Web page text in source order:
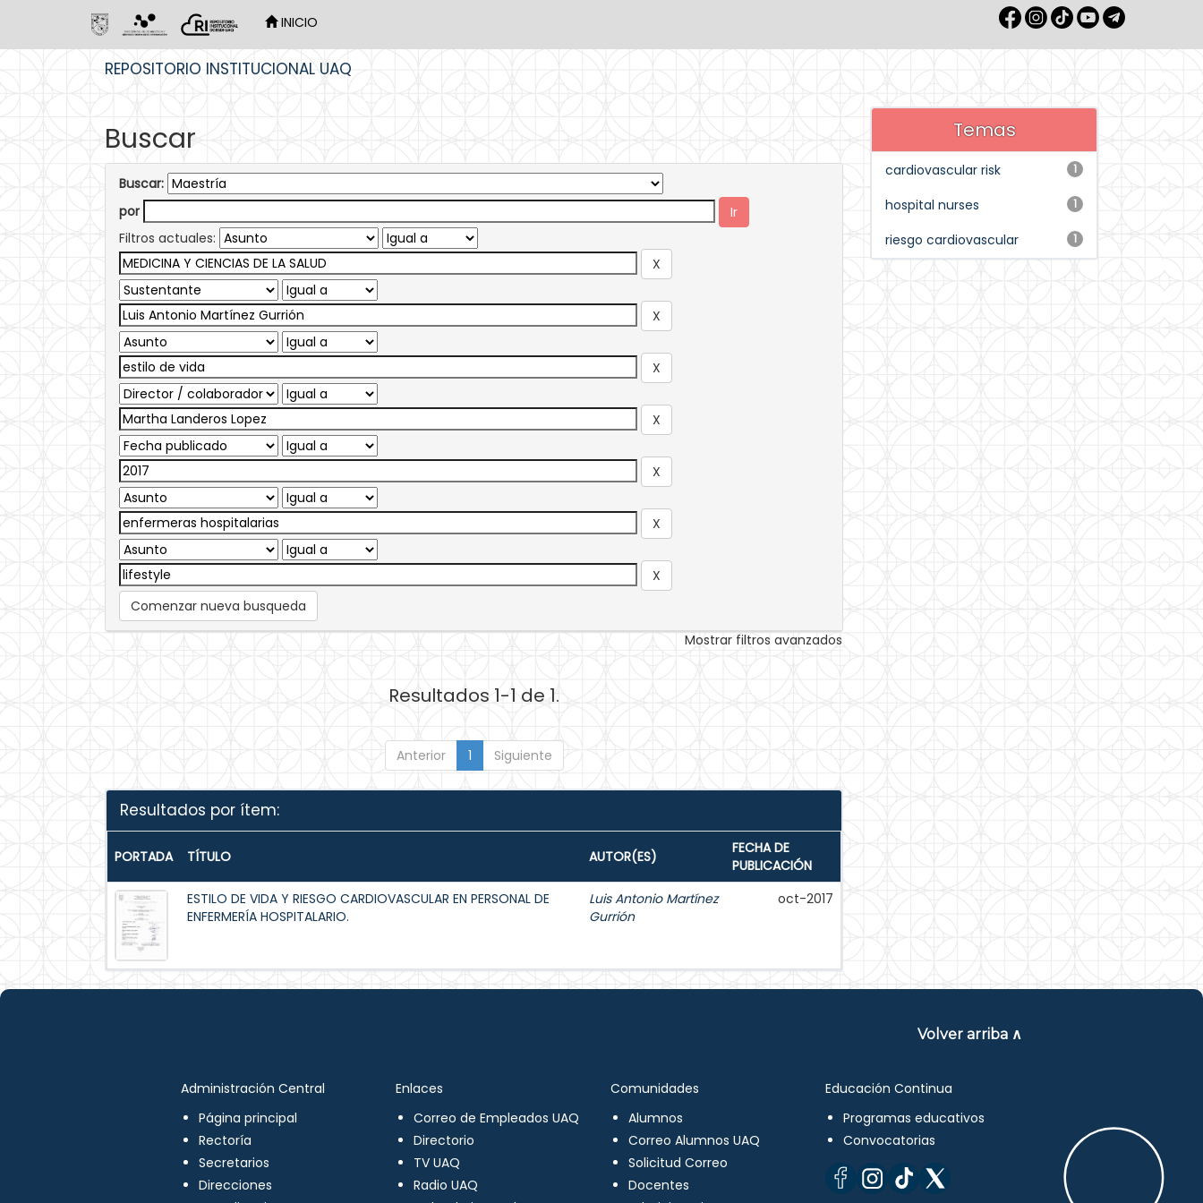
INICIO
REPOSITORIO INSTITUCIONAL UAQ
Buscar
Buscar:
por
Filtros actuales:
Comenzar nueva busqueda
Mostrar filtros avanzados
Resultados 1-1 de 1.
Anterior 1 Siguiente
Resultados por ítem:
PORTADA TÍTULO AUTOR(ES)
FECHA DE
PUBLICACIÓN
ESTILO DE VIDA Y RIESGO CARDIOVASCULAR EN PERSONAL DE
ENFERMERÍA HOSPITALARIO.
Luis Antonio Martínez
Gurrión
oct-2017
Temas
1
cardiovascular risk
1
hospital nurses
1
riesgo cardiovascular
Volver arriba ∧
Administración Central
Página principal
Rectoría
Secretarios
Direcciones
Enlaces
Correo de Empleados UAQ
Directorio
TV UAQ
Radio UAQ
Comunidades
Alumnos
Correo Alumnos UAQ
Solicitud Correo
Docentes
Educación Continua
Programas educativos
Convocatorias